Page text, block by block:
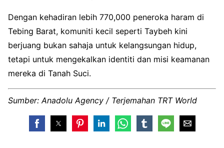
Dengan kehadiran lebih 770,000 peneroka haram di
Tebing Barat, komuniti kecil seperti Taybeh kini
berjuang bukan sahaja untuk kelangsungan hidup,
tetapi untuk mengekalkan identiti dan misi keamanan
mereka di Tanah Suci.
Sumber: Anadolu Agency / Terjemahan TRT World